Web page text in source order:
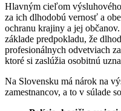
Hlavným cieľom
za ich dlhodobú vernosť a
ochranu krajiny a jej
základe predpokladu, že
profesionálnych odvetviach
ktoré si zaslúžia osobitnú
Na Slovensku má nárok na
zamestnancov, a to v súlade